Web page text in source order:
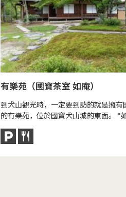
有樂苑（國寶茶室 如庵）
到犬山觀光時，一定要到訪的就是擁有
的有樂苑，位於國寶犬山城的東面。 “